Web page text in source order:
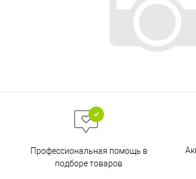
Профессиональная помощь в
подборе товаров